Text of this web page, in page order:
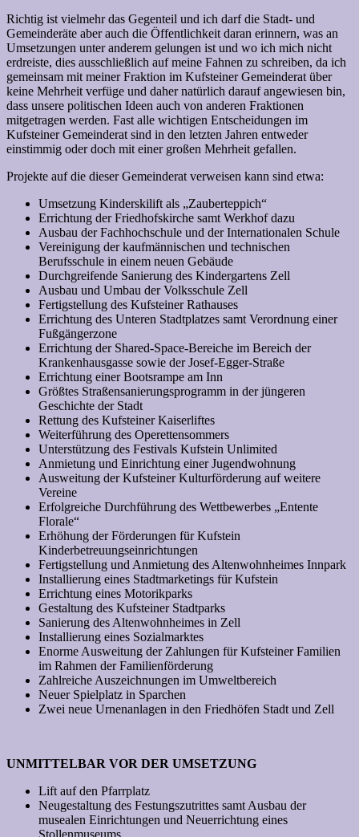
Richtig ist vielmehr das Gegenteil und ich darf die Stadt- und
Gemeinderäte aber auch die Öffentlichkeit daran erinnern, was an
Umsetzungen unter anderem gelungen ist und wo ich mich nicht
erdreiste, dies ausschließlich auf meine Fahnen zu schreiben, da ich
gemeinsam mit meiner Fraktion im Kufsteiner Gemeinderat über
keine Mehrheit verfüge und daher natürlich darauf angewiesen bin,
dass unsere politischen Ideen auch von anderen Fraktionen
mitgetragen werden. Fast alle wichtigen Entscheidungen im
Kufsteiner Gemeinderat sind in den letzten Jahren entweder
einstimmig oder doch mit einer großen Mehrheit gefallen.
Projekte auf die dieser Gemeinderat verweisen kann sind etwa:
Umsetzung Kinderskilift als „Zauberteppich“
Errichtung der Friedhofskirche samt Werkhof dazu
Ausbau der Fachhochschule und der Internationalen Schule
Vereinigung der kaufmännischen und technischen
Berufsschule in einem neuen Gebäude
Durchgreifende Sanierung des Kindergartens Zell
Ausbau und Umbau der Volksschule Zell
Fertigstellung des Kufsteiner Rathauses
Errichtung des Unteren Stadtplatzes samt Verordnung einer
Fußgängerzone
Errichtung der Shared-Space-Bereiche im Bereich der
Krankenhausgasse sowie der Josef-Egger-Straße
Errichtung einer Bootsrampe am Inn
Größtes Straßensanierungsprogramm in der jüngeren
Geschichte der Stadt
Rettung des Kufsteiner Kaiserliftes
Weiterführung des Operettensommers
Unterstützung des Festivals Kufstein Unlimited
Anmietung und Einrichtung einer Jugendwohnung
Ausweitung der Kufsteiner Kulturförderung auf weitere
Vereine
Erfolgreiche Durchführung des Wettbewerbes „Entente
Florale“
Erhöhung der Förderungen für Kufstein
Kinderbetreuungseinrichtungen
Fertigstellung und Anmietung des Altenwohnheimes Innpark
Installierung eines Stadtmarketings für Kufstein
Errichtung eines Motorikparks
Gestaltung des Kufsteiner Stadtparks
Sanierung des Altenwohnheimes in Zell
Installierung eines Sozialmarktes
Enorme Ausweitung der Zahlungen für Kufsteiner Familien
im Rahmen der Familienförderung
Zahlreiche Auszeichnungen im Umweltbereich
Neuer Spielplatz in Sparchen
Zwei neue Urnenanlagen in den Friedhöfen Stadt und Zell
UNMITTELBAR VOR DER UMSETZUNG
Lift auf den Pfarrplatz
Neugestaltung des Festungszutrittes samt Ausbau der
musealen Einrichtungen und Neuerrichtung eines